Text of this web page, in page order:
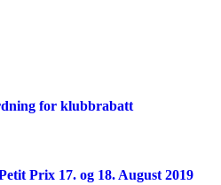
for klubbrabatt
Prix 17. og 18. August 2019